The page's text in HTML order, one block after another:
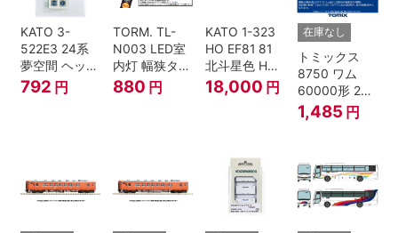
KATO 3-
522E3 24系
夢空間 ヘッド
マーク 4種各1
792 円
TORM. TL-
N003 LED室
内灯 幅狭タイ
プ・電球色 1
本 鉄道模型
880 円
KATO 1-323
HO EF81 81
北斗星色 HO
ゲージ
18,000 円
在庫なし
トミックス
8750 ワム
60000形 2両
セット Nゲー
ジ
1,485 円